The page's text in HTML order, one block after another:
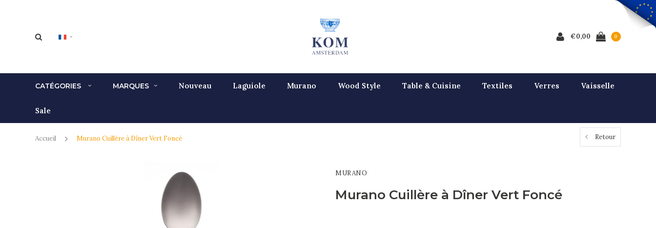
€0,00 0
CATÉGORIES MARQUES Nouveau Laguiole Murano Wood Style Table & Cuisine Textiles Verres Vaisselle
Sale
Accueil Murano Cuillère à Dîner Vert Foncé Retour
MURANO
Murano Cuillère à Dîner Vert Foncé